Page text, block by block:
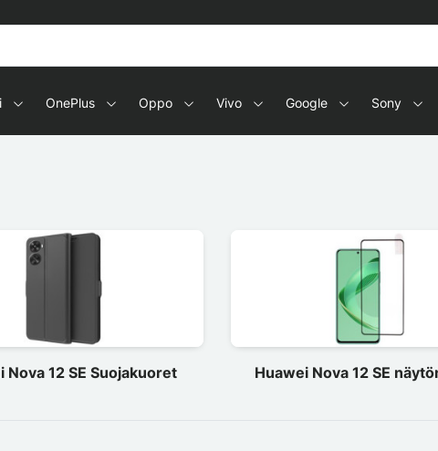
OnePlus Oppo Vivo Google Sony
Nova 12 SE Suojakuoret Huawei Nova 12 SE